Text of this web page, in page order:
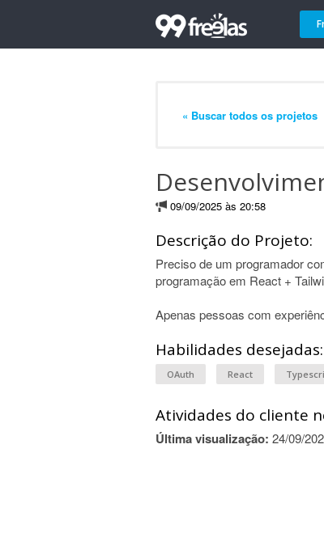
« Buscar todos os projetos
09/09/2025 às 20:58
Descrição do Projeto:
Preciso de um programador
programação em React +
Apenas pessoas com
Habilidades desejadas:
OAuth React
Atividades do cliente
Última visualização: 24/09/